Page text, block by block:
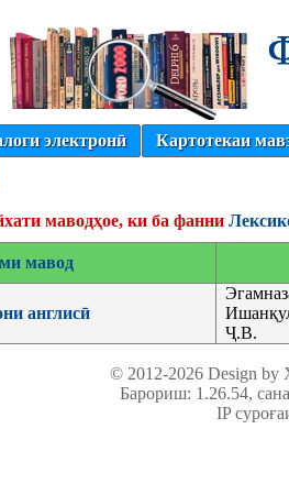
электронӣ
Картотекаи
маводҳое, ки ба фанни
мавод
англисӣ
Ҷ.В.
© 2012-2026 Design
Барориш: 1.26.54,
IP